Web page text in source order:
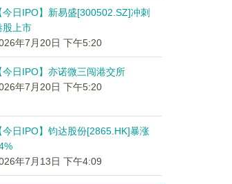
今日IPO】新易盛[300502.SZ]冲刺
股上市
年7月20日 下午5:20
今日IPO】亦诺微三闯港交所
年7月20日 下午5:20
今日IPO】钧达股份[2865.HK]暴涨
年7月13日 下午4:09